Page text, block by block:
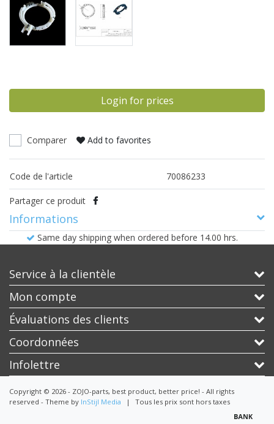
Login for prices
Comparer Add to favorites
Code de l'article 70086233
Partager ce produit
Informations
Same day shipping when ordered before 14.00 hrs.
Service à la clientèle
Mon compte
Évaluations des clients
Coordonnées
Infolettre
Copyright © 2026 - ZOJO-parts, best product, better price! - All rights
reserved - Theme by InStijl Media | Tous les prix sont hors taxes